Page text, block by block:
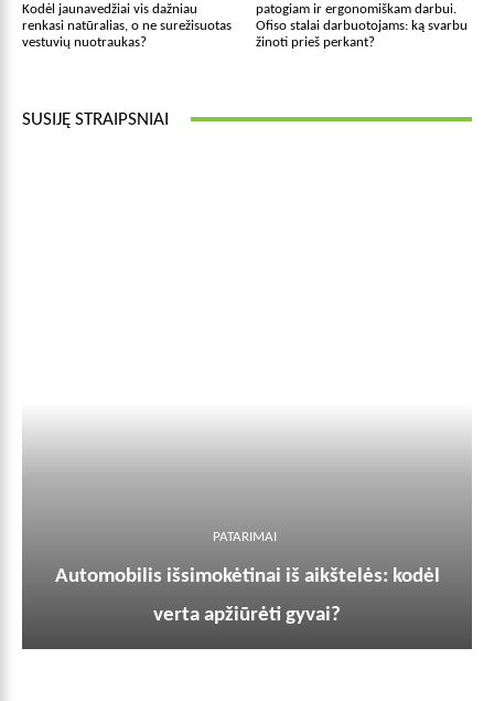
Kodėl jaunavedžiai vis dažniau
renkasi natūralias, o ne surežisuotas
vestuvių nuotraukas?
Ofiso stalai darbuotojams: ką svarbu
žinoti prieš perkant?
SUSIJĘ STRAIPSNIAI
PATARIMAI
Automobilis išsimokėtinai iš aikštelės: kodėl
verta apžiūrėti gyvai?